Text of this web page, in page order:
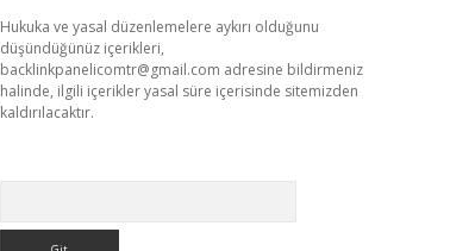
Hukuka ve yasal düzenlemelere aykırı olduğunu
düşündüğünüz içerikleri,
backlinkpanelicomtr@gmail.com adresine bildirmeniz
halinde, ilgili içerikler yasal süre içerisinde sitemizden
kaldırılacaktır.